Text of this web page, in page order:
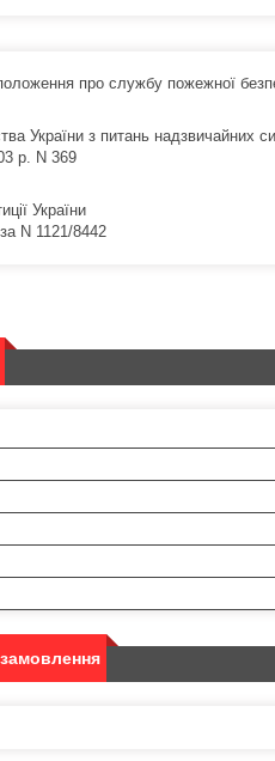
про службу пожежної
України з питань надзвичайних
р. N 369
України
N 1121/8442